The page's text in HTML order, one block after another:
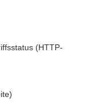
(HTTP-